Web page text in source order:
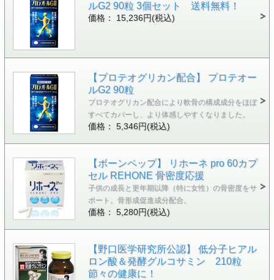
ルG2 90粒 3個セット 送料無料！
価格： 15,236円(税込)
【プロテオグリカン配合】 プロテオー
ルG2 90粒
プロテオグリカン配合により軟骨の構成成分をほぼ
すべてカバーし、より体感しやすくなりました。
価格： 5,346円(税込)
【ボーンペップ】 リホーネ pro 60カプ
セル REHONE 骨密度応援
子供の成長と更年期以降（特に女性）の骨密度をサ
ポート。骨形成促進成分配合。
価格： 5,280円(税込)
【野口医学研究所公認】 低分子ヒアル
ロン酸＆発酵グルコサミン 210粒
節々の健康に！